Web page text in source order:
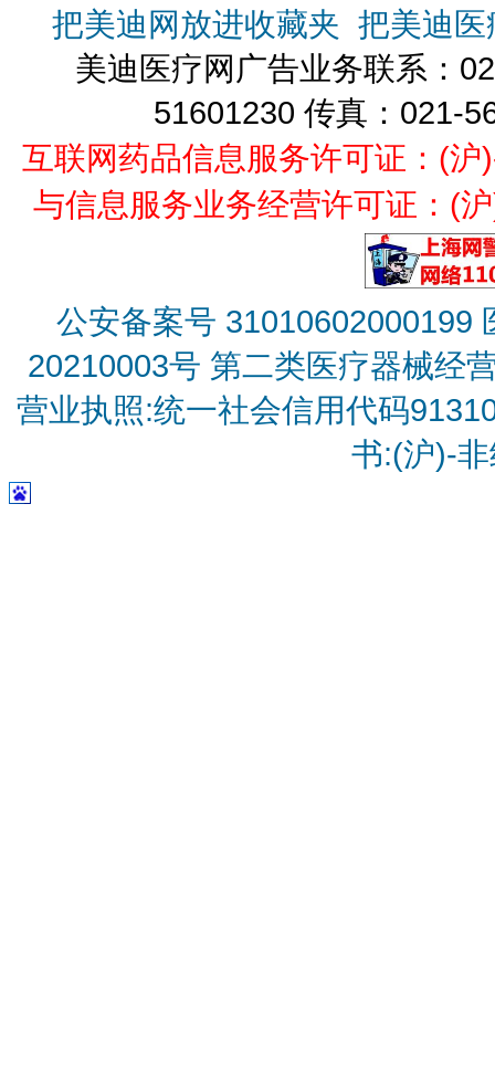
把美迪网放进收藏夹 把美迪
美迪医疗网广告业务联系：
51601230 传真：021-
互联网药品信息服务许可证：(
与信息服务业务经营许可证：(
公安备案号 31010602000199
20210003号 第二类医疗器械经
营业执照:统一社会信用代码
书:(沪)-